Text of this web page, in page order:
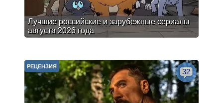
Лучшие российские и зарубежные сериалы
августа 2026 года
РЕЦЕНЗИЯ
32